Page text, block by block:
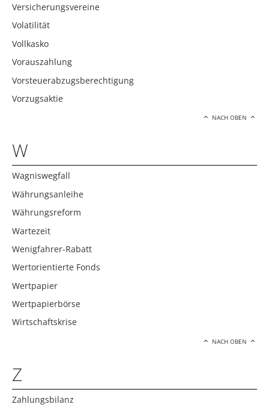
Versicherungsvereine
Volatilität
Vollkasko
Vorauszahlung
Vorsteuerabzugsberechtigung
Vorzugsaktie
NACH OBEN
W
Wagniswegfall
Währungsanleihe
Währungsreform
Wartezeit
Wenigfahrer-Rabatt
Wertorientierte Fonds
Wertpapier
Wertpapierbörse
Wirtschaftskrise
NACH OBEN
Z
Zahlungsbilanz